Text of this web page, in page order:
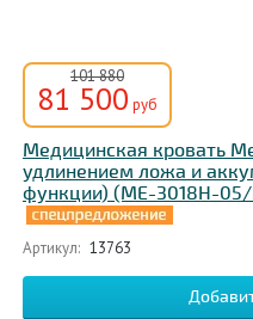
101 880
81 500 руб
Медицинская кровать
удлинением ложа и
функции) (MЕ-3018Н-
Артикул: 13763